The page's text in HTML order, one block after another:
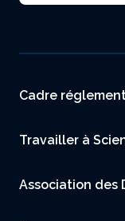
Menu footer
Cadre
Travailler à
Association des